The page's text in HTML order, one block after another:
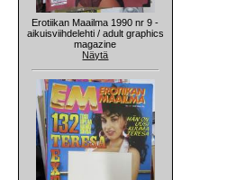
Erotiikan Maailma 1990 nr 9 -
aikuisviihdelehti / adult graphics
magazine
Näytä